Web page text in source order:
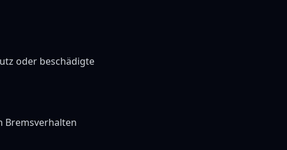
oder beschädigte
Bremsverhalten